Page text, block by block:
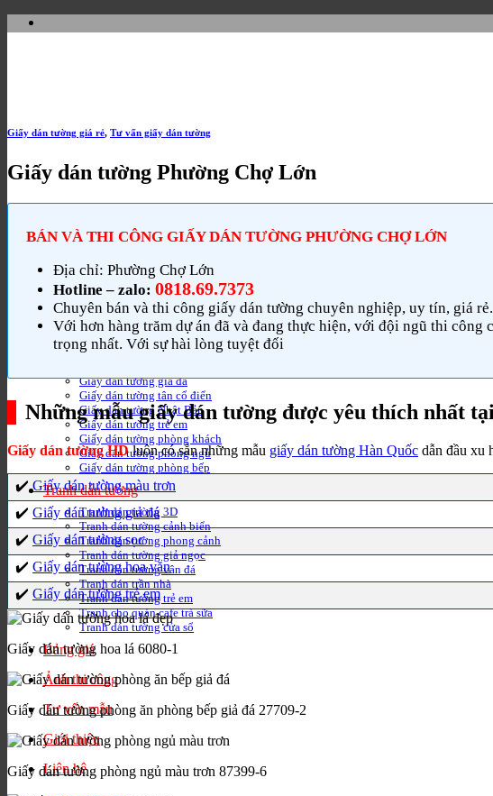
qua
Giấy dán tường
Giấy dán tường cao cấp
Giấy dán tường 3D
Giấy dán tường trơn
Giấy dán tường sọc
Giấy dán tường hoa văn
Giấy dán tưởng giả bê tông
Giấy dán tường giả gạch
Giấy dán tường giả đá
Giấy dán tường tân cổ điển
Giấy dán tường Nhật Bản
Giấy dán tường trẻ em
Giấy dán tường phòng khách
Giấy dán tường phòng ngủ
Giấy dán tường phòng bếp
Tranh dán tường
Tranh dán tường 3D
Tranh dán tường cảnh biển
Tranh dán tường phong cảnh
Tranh dán tường giả ngọc
Tranh dán tường vân đá
Tranh dán trần nhà
Tranh dán tường trẻ em
Tranh cho quán cafe trà sữa
Tranh dán tường cửa sổ
Bảng giá
Ảnh thi công
Tư vấn mẫu
Giới thiệu
Liên hệ
Giấy dán tường giá rẻ, Tư vấn giấy dán tường
Giấy dán tường Phường Chợ Lớn
BÁN VÀ THI CÔNG GIẤY DÁN TƯỜNG PHƯỜNG CHỢ LỚN
Địa chỉ: Phường Chợ Lớn
Hotline – zalo: 0818.69.7373
Chuyên bán và thi công giấy dán tường chuyên nghiệp, uy tín, giá rẻ.
Với hơn hàng trăm dự án đã và đang thực hiện, với đội ngũ thi công
trọng nhất. Với sự hài lòng tuyệt đối
Những mẫu giấy dán tường được yêu thích nhất
Giấy dán tường HDluôn có sẵn những mẫu giấy dán tường Hàn Quốc dẫn đầu xu
✔️Giấy dán tường màu trơn
✔️ Giấy dán tường giả đá
✔️ Giấy dán tường sọc
✔️ Giấy dán tường hoa văn
✔️ Giấy dán tường trẻ em
Giấy dán tường hoa lá 6080-1
Giấy dán tường phòng ăn phòng bếp giả đá 27709-2
Giấy dán tường phòng ngủ màu trơn 87399-6